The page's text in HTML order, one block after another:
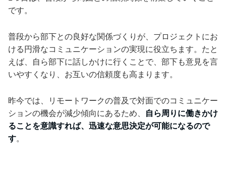
です。
普段から部下との良好な関係づくりが、プロジェクトにお
ける円滑なコミュニケーションの実現に役立ちます。たと
えば、自ら部下に話しかけに行くことで、部下も意見を言
いやすくなり、お互いの信頼度も高まります。
昨今では、リモートワークの普及で対面でのコミュニケー
ションの機会が減少傾向にあるため、
自ら周りに働きかけ
ることを意識すれば、迅速な意思決定が可能になるので
す。